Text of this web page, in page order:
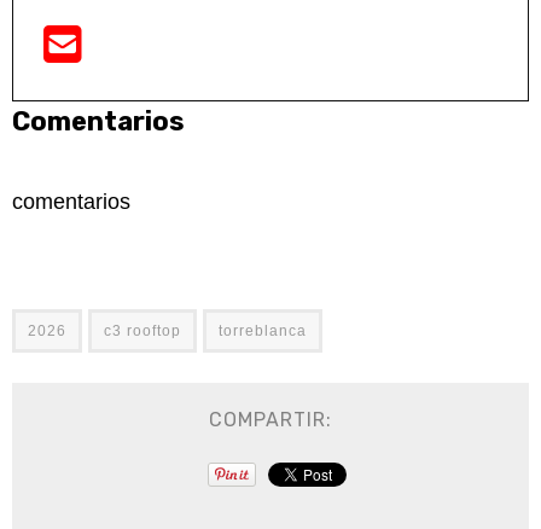
Comentarios
comentarios
2026 c3 rooftop torreblanca
COMPARTIR: